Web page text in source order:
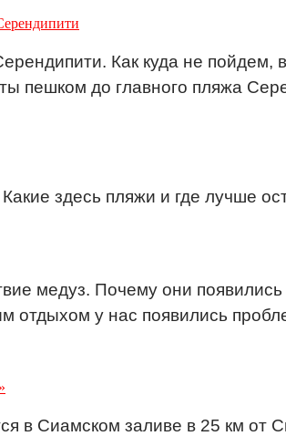
Как куда не
пешком до главного пляжа
здесь пляжи и где лучше
медуз. Почему они
отдыхом у нас появились
в Сиамском заливе в 25 км